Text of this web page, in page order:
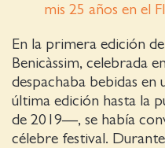
mis 25 años en el
En la primera edición
Benicàssim, celebrada
despachaba bebidas en
última edición hasta la
de 2019—, se había
célebre festival.